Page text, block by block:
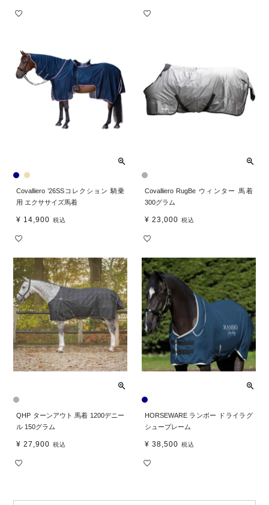
Covalliero ’26SSコレクション 騎乗
用 エクササイズ馬着
¥ 14,900 税込
Covalliero RugBe ウィンター 馬着
300グラム
¥ 23,000 税込
QHP ターンアウト 馬着 1200デニー
ル 150グラム
¥ 27,900 税込
HORSEWARE ランボー ドライラグ
シュープレーム
¥ 38,500 税込